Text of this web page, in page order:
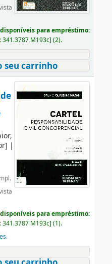
para empréstimo:
:341.3787 M193c] (2).
seu carrinho
de
|
para empréstimo:
:341.3787 M193c] (1).
.